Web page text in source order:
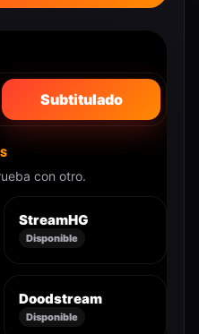
Subtitulado
con otro.
StreamHG
Disponible
Doodstream
Disponible